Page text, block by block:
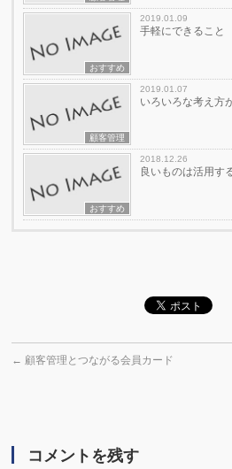
おすすめ
2019.01.09
手軽にできること
顧客管理
2019.01.07
いろいろな考え方
おすすめ
2018.12.26
良いものは活用す
← 顧客管理とつながる会員カード
コメントを残す